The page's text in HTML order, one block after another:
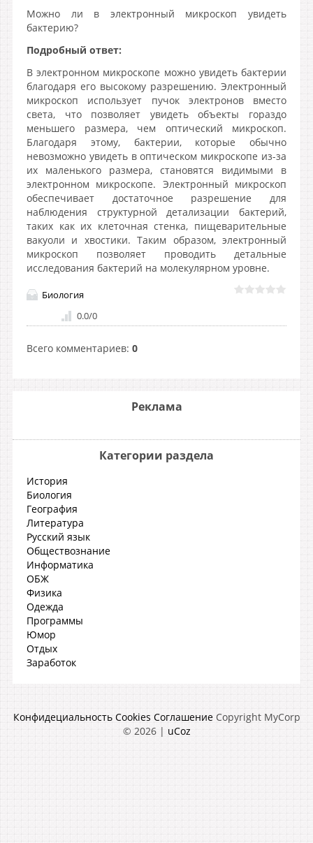
Можно ли в электронный микроскоп увидеть
бактерию?
Подробный ответ:
В электронном микроскопе можно увидеть бактерии
благодаря его высокому разрешению. Электронный
микроскоп использует пучок электронов вместо
света, что позволяет увидеть объекты гораздо
меньшего размера, чем оптический микроскоп.
Благодаря этому, бактерии, которые обычно
невозможно увидеть в оптическом микроскопе из-за
их маленького размера, становятся видимыми в
электронном микроскопе. Электронный микроскоп
обеспечивает достаточное разрешение для
наблюдения структурной детализации бактерий,
таких как их клеточная стенка, пищеварительные
вакуоли и хвостики. Таким образом, электронный
микроскоп позволяет проводить детальные
исследования бактерий на молекулярном уровне.
Биология
0.0/0
Всего комментариев: 0
Реклама
Категории раздела
История
Биология
География
Литература
Русский язык
Обществознание
Информатика
ОБЖ
Физика
Одежда
Программы
Юмор
Отдых
Заработок
Конфидециальность Cookies Соглашение Copyright MyCorp
© 2026| uCoz